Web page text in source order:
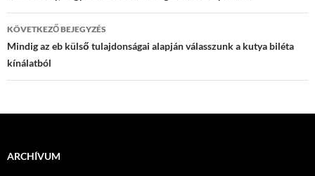
KÖVETKEZŐ BEJEGYZÉS
Mindig az eb külső tulajdonságai alapján válasszunk a kutya biléta
kínálatból
ARCHÍVUM